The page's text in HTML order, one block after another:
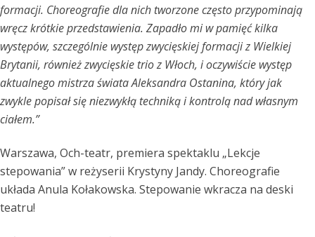
formacji. Choreografie dla nich tworzone często przypominają
wręcz krótkie przedstawienia. Zapadło mi w pamięć kilka
występów, szczególnie występ zwycięskiej formacji z Wielkiej
Brytanii, również zwycięskie trio z Włoch, i oczywiście występ
aktualnego mistrza świata Aleksandra Ostanina, który jak
zwykle popisał się niezwykłą techniką i kontrolą nad własnym
ciałem.”
Warszawa, Och-teatr, premiera spektaklu „Lekcje
stepowania” w reżyserii Krystyny Jandy. Choreografie
układa Anula Kołakowska. Stepowanie wkracza na deski
teatru!